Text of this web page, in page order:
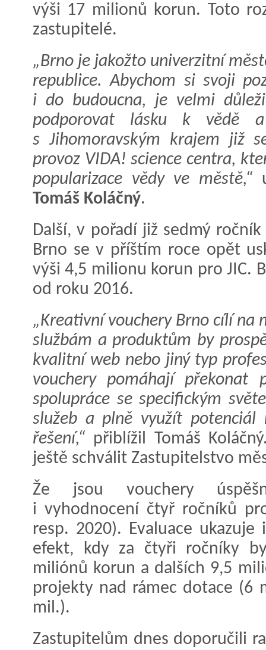
výši 17 milionů korun. Toto
zastupitelé.
„Brno je jakožto univerzitní
republice. Abychom si svoji
i do budoucna, je velmi
podporovat lásku k vědě
s Jihomoravským krajem již
provoz VIDA! science centra,
popularizace vědy ve městě,“
Tomáš Koláčný.
Další, v pořadí již sedmý
Brno se v příštím roce opět
výši 4,5 milionu korun pro JIC.
od roku 2016.
„Kreativní vouchery Brno cílí na
službám a produktům by
kvalitní web nebo jiný typ
vouchery pomáhají překonat
spolupráce se specifickým
služeb a plně využít potenciál
řešení,“ přiblížil Tomáš
ještě schválit Zastupitelstvo
Že jsou vouchery
i vyhodnocení čtyř ročníků
resp. 2020). Evaluace
efekt, kdy za čtyři ročníky
miliónů korun a dalších 9,5
projekty nad rámec dotace (6
mil.).
Zastupitelům dnes doporučili